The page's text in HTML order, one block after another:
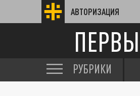
АВТОРИЗАЦИЯ
РУБРИКИ